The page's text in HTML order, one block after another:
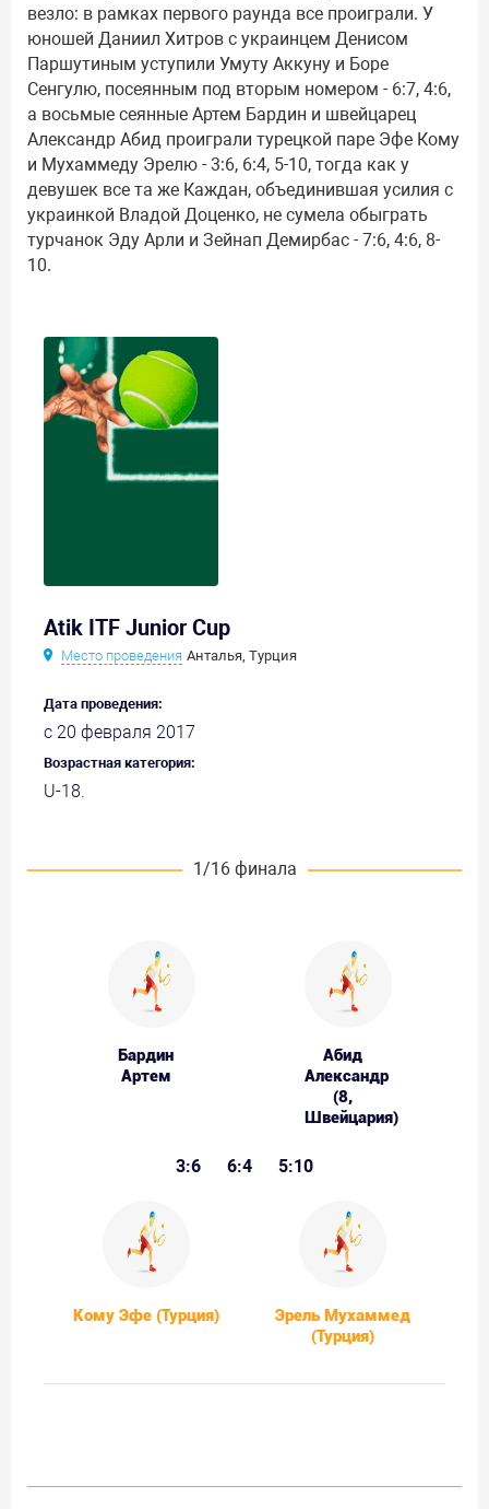
везло: в рамках первого раунда все проиграли. У
юношей Даниил Хитров с украинцем Денисом
Паршутиным уступили Умуту Аккуну и Боре
Сенгулю, посеянным под вторым номером - 6:7, 4:6,
а восьмые сеянные Артем Бардин и швейцарец
Александр Абид проиграли турецкой паре Эфе Кому
и Мухаммеду Эрелю - 3:6, 6:4, 5-10, тогда как у
девушек все та же Каждан, объединившая усилия с
украинкой Владой Доценко, не сумела обыграть
турчанок Эду Арли и Зейнап Демирбас - 7:6, 4:6, 8-
10.
Atik ITF Junior Cup
Место проведения Анталья, Турция
Дата проведения:
с 20 февраля 2017
Возрастная категория:
U-18.
1/16 финала
Бардин
Артем
Абид
Александр
(8,
Швейцария)
3:6 6:4 5:10
Кому Эфе (Турция)
Эрель Мухаммед
(Турция)